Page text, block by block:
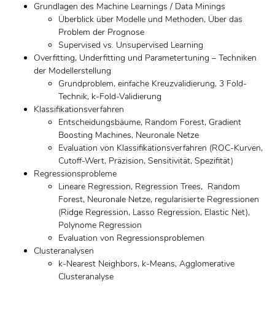
Grundlagen des Machine Learnings / Data Minings
Überblick über Modelle und Methoden, Über das
Problem der Prognose
Supervised vs. Unsupervised Learning
Overfitting, Underfitting und Parametertuning – Techniken
der Modellerstellung
Grundproblem, einfache Kreuzvalidierung, 3 Fold-
Technik, k-Fold-Validierung
Klassifikationsverfahren
Entscheidungsbäume, Random Forest, Gradient
Boosting Machines, Neuronale Netze
Evaluation von Klassifikationsverfahren (ROC-Kurven,
Cutoff-Wert, Präzision, Sensitivität, Spezifität)
Regressionsprobleme
Lineare Regression, Regression Trees, Random
Forest, Neuronale Netze, regularisierte Regressionen
(Ridge Regression, Lasso Regression, Elastic Net),
Polynome Regression
Evaluation von Regressionsproblemen
Clusteranalysen
k-Nearest Neighbors, k-Means, Agglomerative
Clusteranalyse